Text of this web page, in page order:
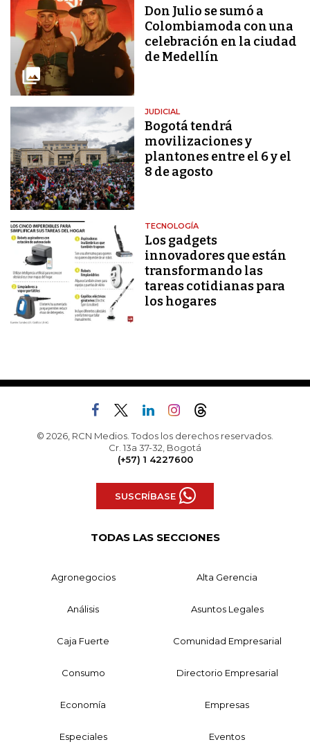
Don Julio se sumó a
Colombiamoda con una
celebración en la ciudad
de Medellín
JUDICIAL
Bogotá tendrá
movilizaciones y
plantones entre el 6 y el
8 de agosto
TECNOLOGÍA
Los gadgets
innovadores que están
transformando las
tareas cotidianas para
los hogares
© 2026, RCN Medios. Todos los derechos reservados.
Cr. 13a 37-32, Bogotá
(+57) 1 4227600
SUSCRÍBASE
TODAS LAS SECCIONES
Agronegocios Alta Gerencia
Análisis Asuntos Legales
Caja Fuerte Comunidad Empresarial
Consumo Directorio Empresarial
Economía Empresas
Especiales Eventos